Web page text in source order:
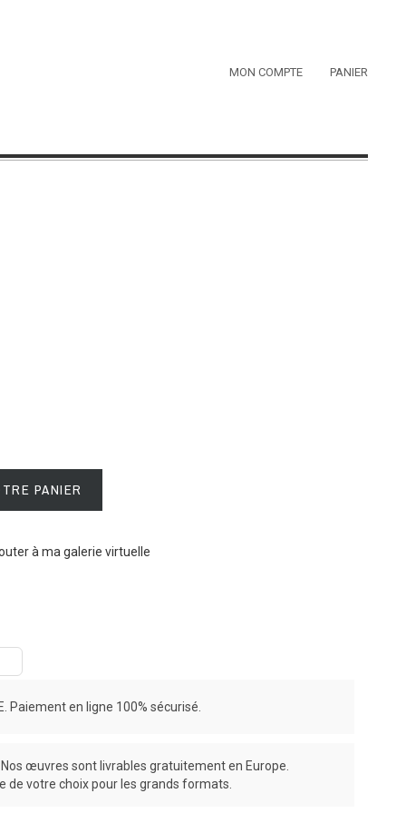
MON COMPTE PANIER
PANIER
à ma galerie virtuelle
Paiement en ligne 100% sécurisé.
Nos œuvres sont livrables gratuitement en Europe.
de votre choix pour les grands formats.